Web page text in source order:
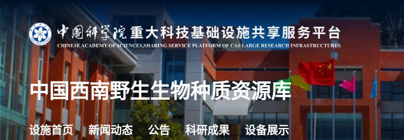
中国西南野生生物种质资源库
设施首页 新闻动态 公告 科研成果 设备展示